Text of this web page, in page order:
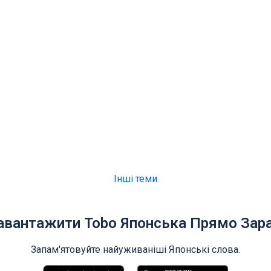
Інші теми
Tobo Японська Прямо
Запам'ятовуйте найуживаніші Японські слова.